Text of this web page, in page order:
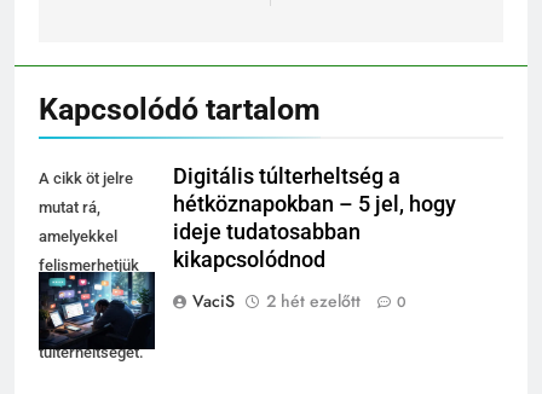
Kapcsolódó tartalom
A cikk öt jelre
mutat rá,
amelyekkel
felismerhetjük
és kezelhetjük a
digitális
túlterheltséget.
Digitális túlterheltség a
hétköznapokban – 5 jel, hogy
ideje tudatosabban
kikapcsolódnod
VaciS
2 hét ezelőtt 0